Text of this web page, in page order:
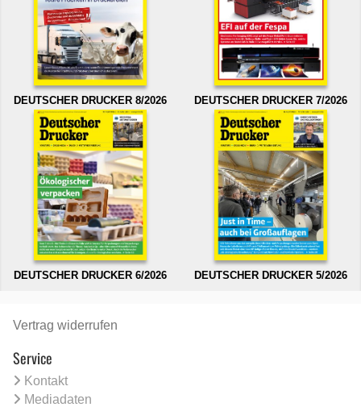
DEUTSCHER DRUCKER 8/2026 DEUTSCHER DRUCKER 7/2026
DEUTSCHER DRUCKER 6/2026 DEUTSCHER DRUCKER 5/2026
Vertrag widerrufen
Service
Kontakt
Mediadaten